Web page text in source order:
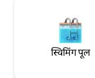
स्विमिंग पूल